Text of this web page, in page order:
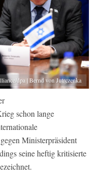
dpa | Bernd von Jutrczenka
schon lange
Ministerpräsident
seine heftig kritisierte